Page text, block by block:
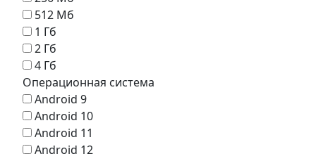
512 Мб
1 Гб
2 Гб
4 Гб
Операционная система
Android 9
Android 10
Android 11
Android 12